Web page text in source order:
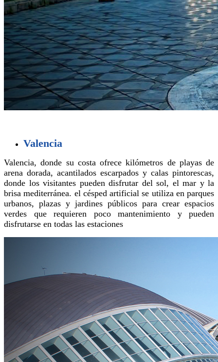
Valencia
Valencia, donde su costa ofrece kilómetros de playas de
arena dorada, acantilados escarpados y calas pintorescas,
donde los visitantes pueden disfrutar del sol, el mar y la
brisa mediterránea. el césped artificial se utiliza en parques
urbanos, plazas y jardines públicos para crear espacios
verdes que requieren poco mantenimiento y pueden
disfrutarse en todas las estaciones